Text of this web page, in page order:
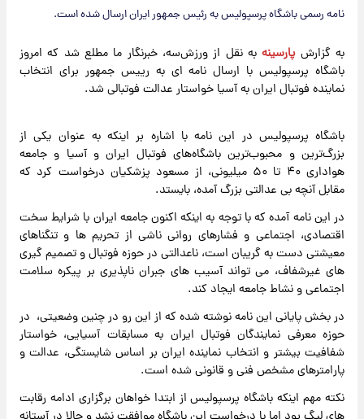
نامه رسمی باشگاه پرسپولیس به رئیس جمهور ایران ارسال شده است.
به گزارش پارسینه به نقل از ورزش‌سه، خبرنگار ما مطلع شد که امروز
باشگاه پرسپولیس با ارسال نامه ای به رییس جمهور برای انتخاب
نماینده فوتبال ایران به آسیا خواستار عدالت فوتبالی شد.
باشگاه پرسپولیس در این نامه با اشاره بر اینکه به عنوان یکی از
بزرگ‌ترین و محبوب‌ترین باشگاه‌های فوتبال ایران و آسیا و جامعه
هواداری ۴۰ تا ۵۰ میلیونی، از مسعود پزشکیان درخواست کرد که
مقابل آنچه بی عدالتی بزرگ آمده، بایستد.
در این نامه آمده که با توجه به اینکه اکنون جامعه ایران با شرایط سخت
اقتصادی، اجتماعی و فشارهای روانی ناشی از تحریم ها و تنگناهای
معیشتی دست به گریبان است، ناعدالتی در حوزه فوتبال و تصمیم گیری
های غیرشفاف، می تواند آسیب های جبران ناپذیری بر پیکره سلامت
اجتماعی و نشاط جامعه ایجاد کند.
در بخش پایانی این نامه نوشته شده که از این رو در چنین وضعیتی، در
حوزه معرفی نمایندگان فوتبال ایران به مسابقات آسیایی، خواستار
شفافیت بیشتر و انتخاب نماینده ایران بر اساس شایستگی، عدالت و
پارامترهای مشخص فنی و قانونی شده است.
نکته مهم اینکه باشگاه پرسپولیس از ابتدا خواهان برگزاری ادامه رقابت